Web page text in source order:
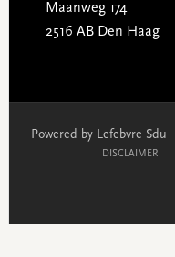
Maanweg 174
2516 AB Den Haag
Powered by Lefebvre Sdu
DISCLAIMER